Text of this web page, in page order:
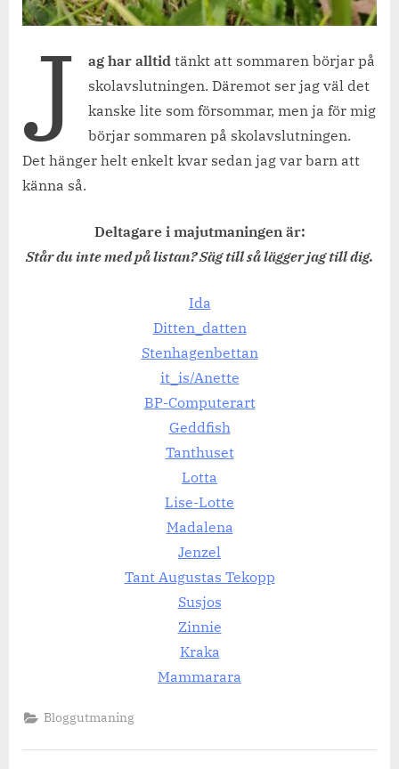
J ag har alltid tänkt att sommaren börjar på
skolavslutningen. Däremot ser jag väl det
kanske lite som försommar, men ja för mig
börjar sommaren på skolavslutningen.
Det hänger helt enkelt kvar sedan jag var barn att
känna så.
Deltagare i majutmaningen är:
Står du inte med på listan? Säg till så lägger jag till dig.
Ida
Ditten_datten
Stenhagenbettan
it_is/Anette
BP-Computerart
Geddfish
Tanthuset
Lotta
Lise-Lotte
Madalena
Jenzel
Tant Augustas Tekopp
Susjos
Zinnie
Kraka
Mammarara
Bloggutmaning